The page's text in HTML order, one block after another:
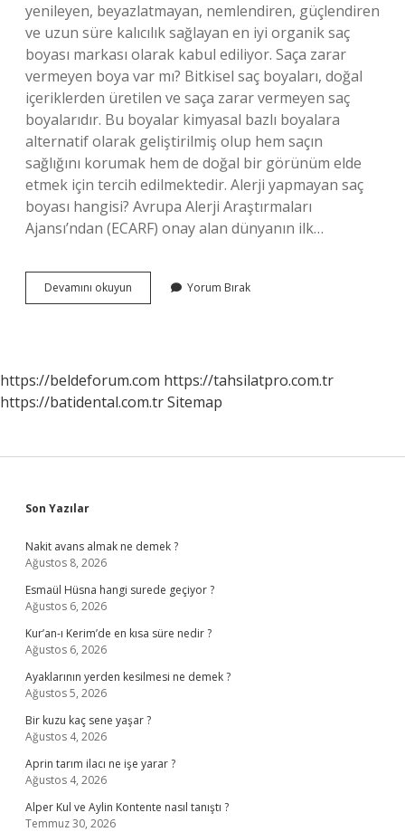
yenileyen, beyazlatmayan, nemlendiren, güçlendiren
ve uzun süre kalıcılık sağlayan en iyi organik saç
boyası markası olarak kabul ediliyor. Saça zarar
vermeyen boya var mı? Bitkisel saç boyaları, doğal
içeriklerden üretilen ve saça zarar vermeyen saç
boyalarıdır. Bu boyalar kimyasal bazlı boyalara
alternatif olarak geliştirilmiş olup hem saçın
sağlığını korumak hem de doğal bir görünüm elde
etmek için tercih edilmektedir. Alerji yapmayan saç
boyası hangisi? Avrupa Alerji Araştırmaları
Ajansı’ndan (ECARF) onay alan dünyanın ilk…
Devamını okuyun Zararsız
Saç
Yorum Bırak
https://beldeforum.com https://tahsilatpro.com.tr
https://batidental.com.trSitemap
Sidebar
Son Yazılar
Nakit avans almak ne demek ?
Ağustos 8, 2026
Esmaül Hüsna hangi surede geçiyor ?
Ağustos 6, 2026
Kur’an-ı Kerim’de en kısa süre nedir ?
Ağustos 6, 2026
Ayaklarının yerden kesilmesi ne demek ?
Ağustos 5, 2026
Bir kuzu kaç sene yaşar ?
Ağustos 4, 2026
Aprin tarım ilacı ne işe yarar ?
Ağustos 4, 2026
Alper Kul ve Aylin Kontente nasıl tanıştı ?
Temmuz 30, 2026